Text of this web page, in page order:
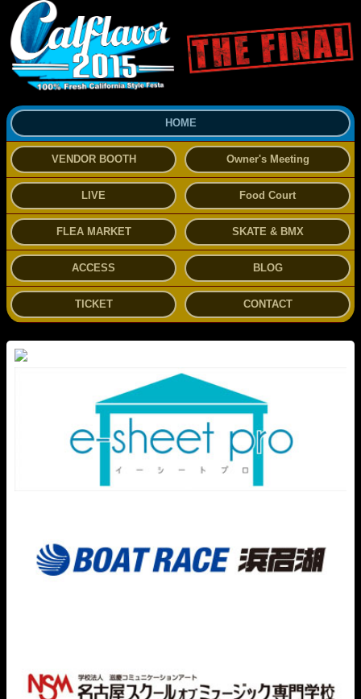
HOME
VENDOR BOOTH Owner's Meeting
LIVE Food Court
FLEA MARKET SKATE & BMX
ACCESS BLOG
TICKET CONTACT